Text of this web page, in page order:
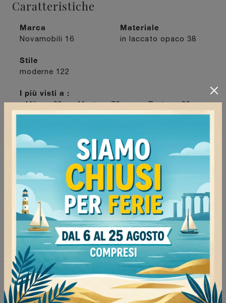
Caratteristiche
Marca
Novamobili 16
Materiale
in laccato opaco 38
Stile
moderne 122
I più visti a :
Milano69 Mortara76 Tortona66
Voghera76
Continua a navigare
Pareti attrezzate Novamobili Milano
Pareti attrezzate Novamobili Voghera
Pareti attrezzate Novamobili Tortona
Pareti attrezzate Novamobili Mortara
Non perderti anche: